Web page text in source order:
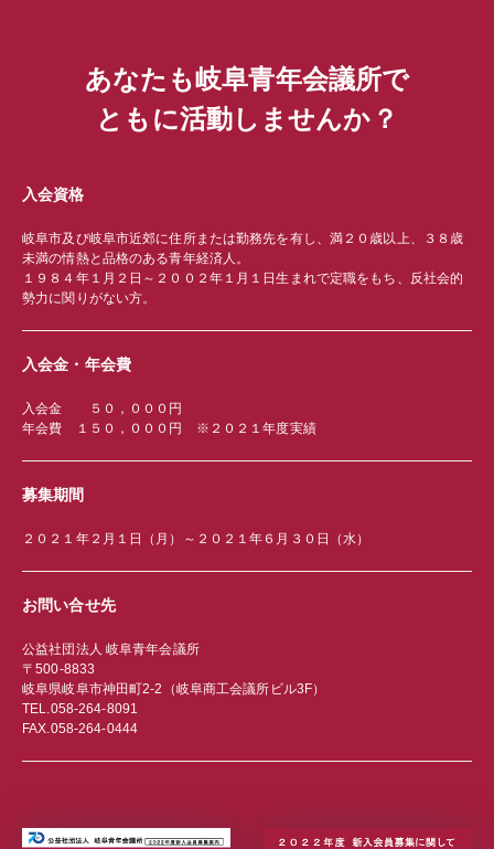
あなたも岐阜青年会議所で
ともに活動しませんか？
入会資格
岐阜市及び岐阜市近郊に住所または勤務先を有し、満２０歳以上、３８歳
未満の情熱と品格のある青年経済人。
１９８４年１月２日～２００２年１月１日生まれで定職をもち、反社会的
勢力に関りがない方。
入会金・年会費
入会金 ５０，０００円
年会費 １５０，０００円 ※２０２１年度実績
募集期間
２０２１年２月１日（月）～２０２１年６月３０日（水）
お問い合せ先
公益社団法人 岐阜青年会議所
〒500-8833
岐阜県岐阜市神田町2-2（岐阜商工会議所ビル3F）
TEL.058-264-8091
FAX.058-264-0444